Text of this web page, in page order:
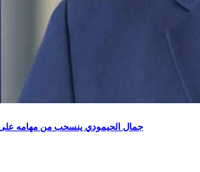
جمال الحيمودي ينسحب من مهامه على